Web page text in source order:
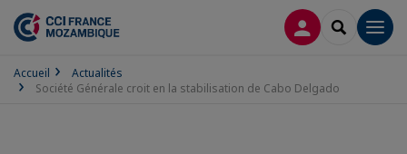
CONNEXION
Accueil
Actualités
Société Générale croit en la stabilisation de Cabo Delgado